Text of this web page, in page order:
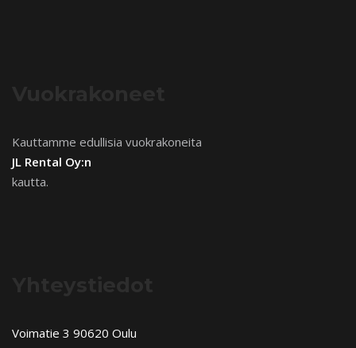
Kauttamme edullisia vuokrakoneita
JL Rental Oy:n
kautta.
Voimatie 3 90620 Oulu